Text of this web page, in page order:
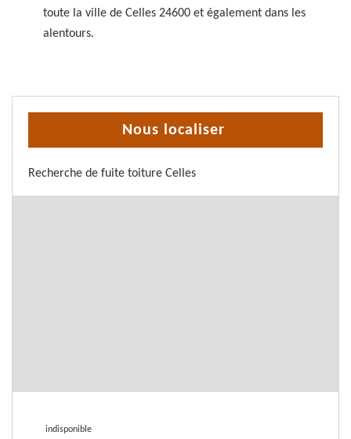
toute la ville de Celles 24600 et également dans les
alentours.
Nous localiser
Recherche de fuite toiture Celles
indisponible